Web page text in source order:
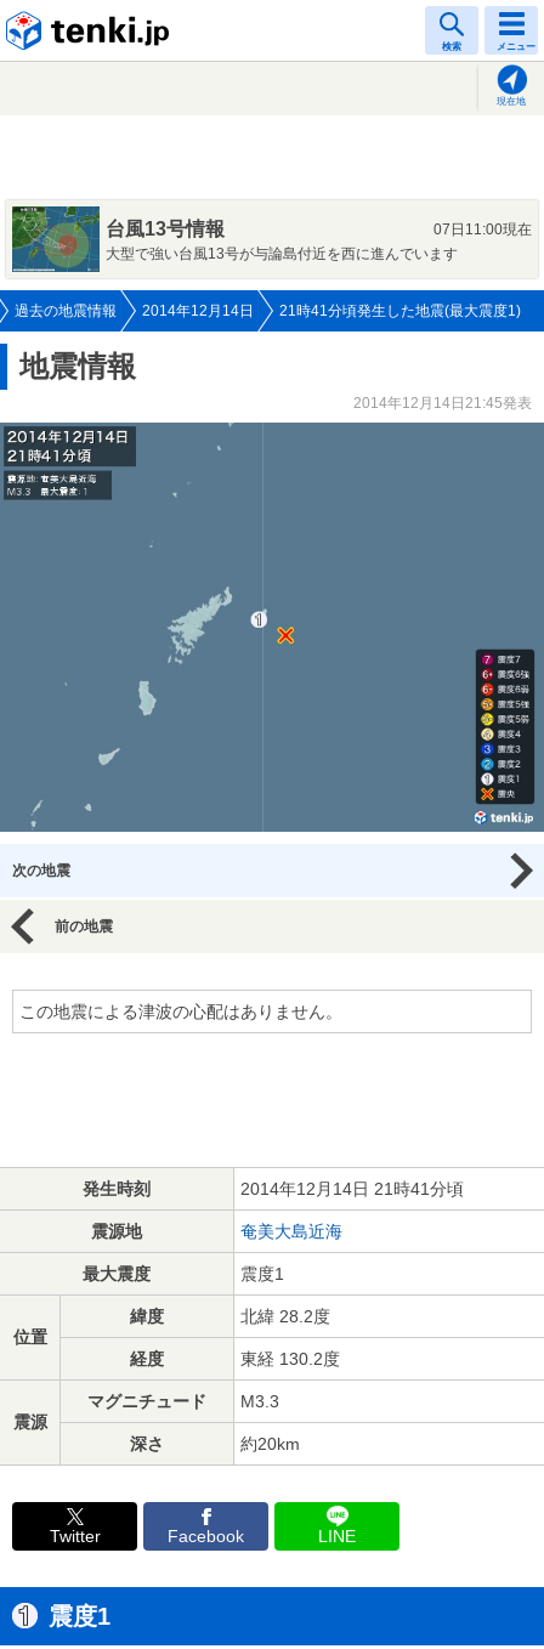
検索 メニュー
現在地
台風13号情報
07日11:00現在
大型で強い台風13号が与論島付近を西に進んでいます
過去の地震情報 2014年12月14日 21時41分頃発生した地震(最大震度1)
地震情報
2014年12月14日21:45発表
次の地震
前の地震
この地震による津波の心配はありません。
発生時刻 2014年12月14日 21時41分頃
震源地 奄美大島近海
最大震度 震度1
位置
緯度 北緯 28.2度
経度 東経 130.2度
震源
マグニチュード M3.3
深さ 約20km
Twitter Facebook LINE
震度1